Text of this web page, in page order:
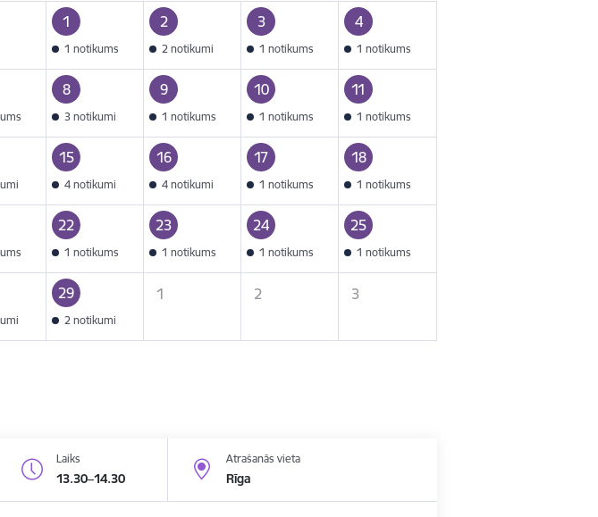
1
1 notikums
2
2 notikumi
3
1 notikums
4
1 notikums
8
3 notikumi
9
1 notikums
10
1 notikums
11
1 notikums
15
4 notikumi
16
4 notikumi
17
1 notikums
18
1 notikums
22
1 notikums
23
1 notikums
24
1 notikums
25
1 notikums
29
2 notikumi
1 2 3
Laiks
13.30–14.30
Atrašanās vieta
Rīga